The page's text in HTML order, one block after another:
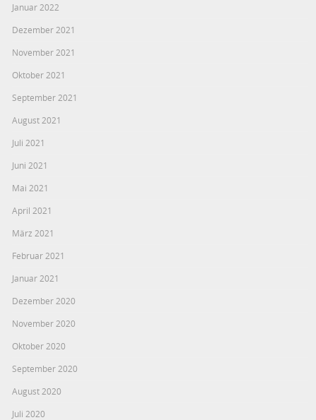
Januar 2022
Dezember 2021
November 2021
Oktober 2021
September 2021
August 2021
Juli 2021
Juni 2021
Mai 2021
April 2021
März 2021
Februar 2021
Januar 2021
Dezember 2020
November 2020
Oktober 2020
September 2020
August 2020
Juli 2020